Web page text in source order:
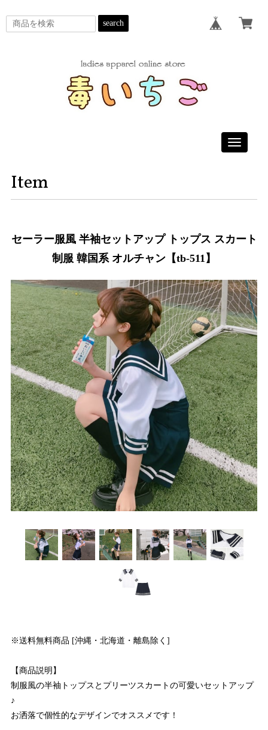
search
Toggle
Item
セーラー服風 半袖セットアップ トップス スカート
制服 韓国系 オルチャン【tb-511】
※送料無料商品 [沖縄・北海道・離島除く]
【商品説明】
制服風の半袖トップスとプリーツスカートの可愛いセットアップ
♪
お洒落で個性的なデザインでオススメです！